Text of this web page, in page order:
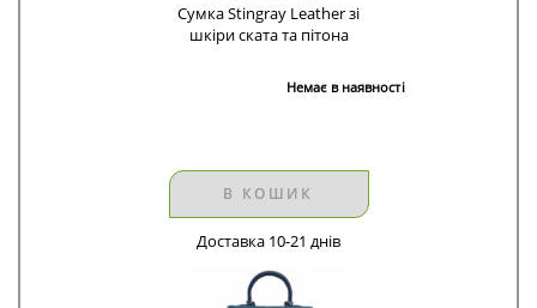
Сумка Stingray Leather зі
шкіри ската та пітона
Немає в наявності
В КОШИК
Доставка 10-21 днів